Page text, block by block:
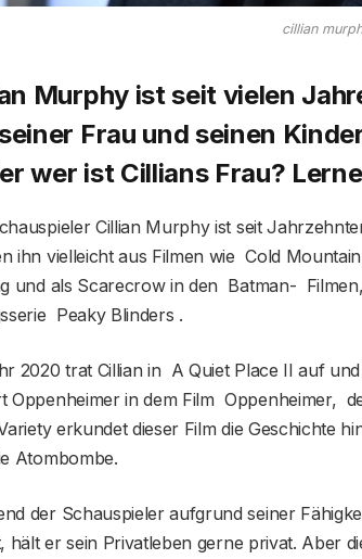
cillian
Murphy ist seit vielen
Frau und seinen
wer ist Cillians Frau?
Cillian Murphy ist seit
ihn vielleicht aus Filmen wie Cold
und als Scarecrow in den Batman-
Peaky Blinders .
2020 trat Cillian in A Quiet Place II auf
Oppenheimer in dem Film Oppenheimer,
erkundet dieser Film die Geschichte
Atombombe.
der Schauspieler aufgrund seiner
hält er sein Privatleben gerne privat. Aber